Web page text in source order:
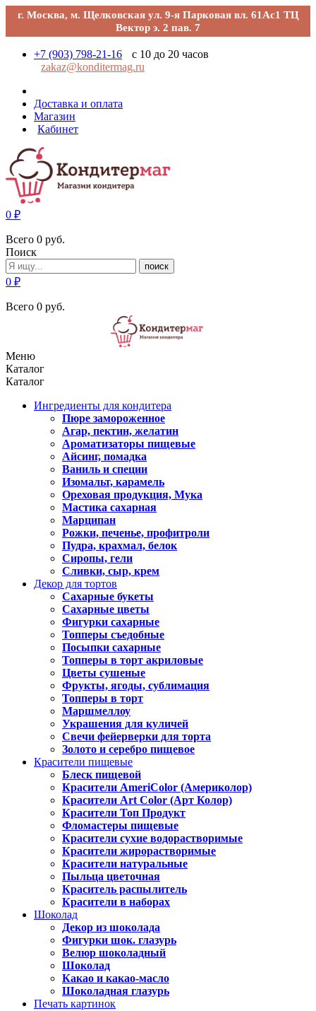
г. Москва, м. Щелковская ул. 9-я Парковая вл. 61Ас1 ТЦ
Вектор э. 2 пав. 7
+7 (903) 798-21-16
с 10 до 20 часов
zakaz@konditermag.ru
Доставка и оплата
Магазин
Кабинет
0 ₽
Всего 0 руб.
Поиск
поиск
0 ₽
Всего 0 руб.
Меню
Каталог
Каталог
Ингредиенты для кондитера
Пюре замороженное
Агар, пектин, желатин
Ароматизаторы пищевые
Айсинг, помадка
Ваниль и специи
Изомальт, карамель
Ореховая продукция, Мука
Мастика сахарная
Марципан
Рожки, печенье, профитроли
Пудра, крахмал, белок
Сиропы, гели
Сливки, сыр, крем
Декор для тортов
Сахарные букеты
Сахарные цветы
Фигурки сахарные
Топперы съедобные
Посыпки сахарные
Топперы в торт акриловые
Цветы сушеные
Фрукты, ягоды, сублимация
Топперы в торт
Маршмеллоу
Украшения для куличей
Свечи фейерверки для торта
Золото и серебро пищевое
Красители пищевые
Блеск пищевой
Красители AmeriColor (Америколор)
Красители Art Color (Арт Колор)
Красители Топ Продукт
Фломастеры пищевые
Красители сухие водорастворимые
Красители жирорастворимые
Красители натуральные
Пыльца цветочная
Краситель распылитель
Красители в наборах
Шоколад
Декор из шоколада
Фигурки шок. глазурь
Велюр шоколадный
Шоколад
Какао и какао-масло
Шоколадная глазурь
Печать картинок